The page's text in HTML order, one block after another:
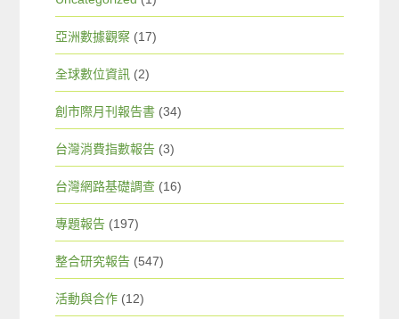
亞洲數據觀察 (17)
全球數位資訊 (2)
創市際月刊報告書 (34)
台灣消費指數報告 (3)
台灣網路基礎調查 (16)
專題報告 (197)
整合研究報告 (547)
活動與合作 (12)